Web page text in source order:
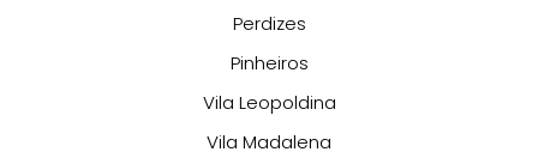
Perdizes
Pinheiros
Vila Leopoldina
Vila Madalena